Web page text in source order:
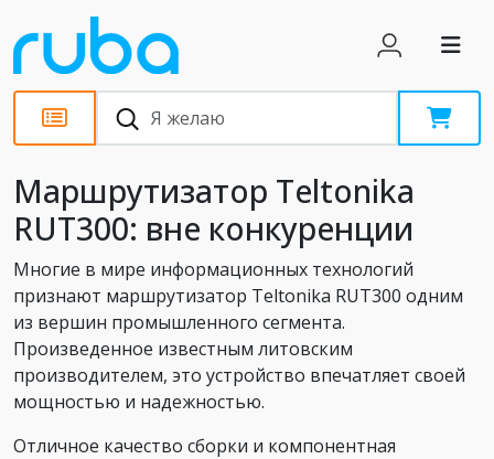
Обзоры
Маршрутизатор Teltonika
RUT300: вне конкуренции
Многие в мире информационных технологий
признают маршрутизатор Teltonika RUT300 одним
из вершин промышленного сегмента.
Произведенное известным литовским
производителем, это устройство впечатляет своей
мощностью и надежностью.
Отличное качество сборки и компонентная